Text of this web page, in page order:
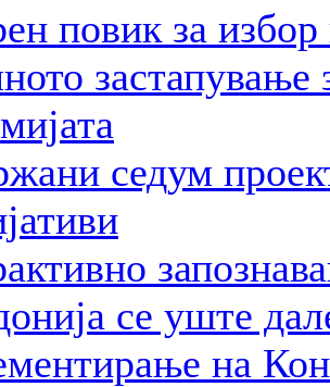
повик за избор
застапување
седум
се уште
на